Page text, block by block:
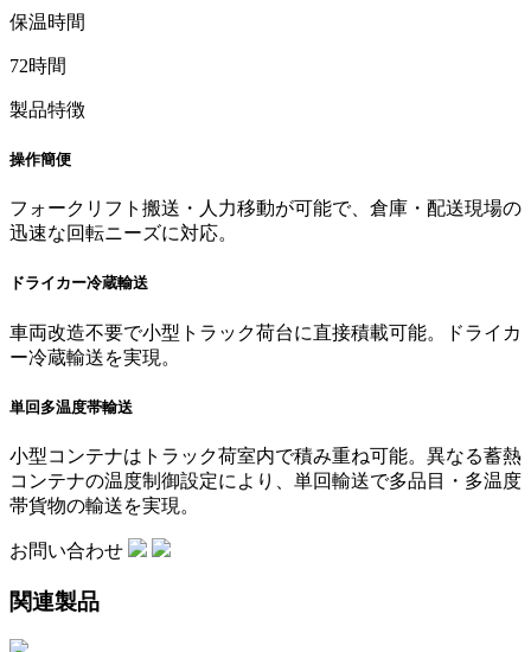
保温時間
72時間
製品特徴
操作簡便
フォークリフト搬送・人力移動が可能で、倉庫・配送現場の
迅速な回転ニーズに対応。
ドライカー冷蔵輸送
車両改造不要で小型トラック荷台に直接積載可能。ドライカ
ー冷蔵輸送を実現。
単回多温度帯輸送
小型コンテナはトラック荷室内で積み重ね可能。異なる蓄熱
コンテナの温度制御設定により、単回輸送で多品目・多温度
帯貨物の輸送を実現。
お問い合わせ
関連製品